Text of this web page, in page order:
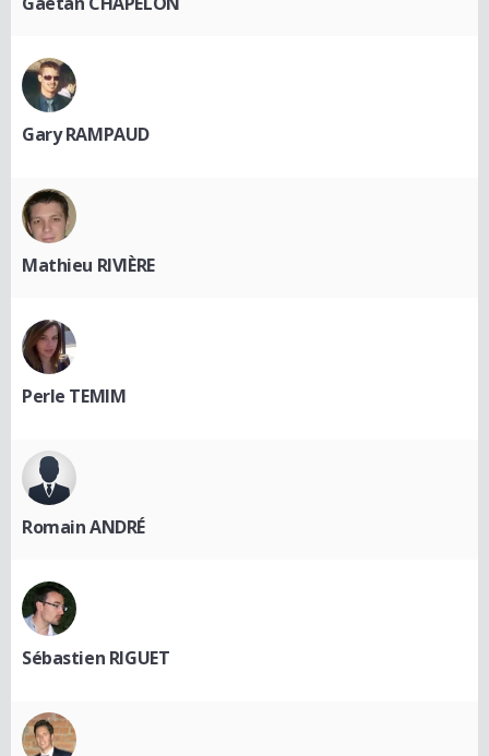
Gary RAMPAUD
Mathieu RIVIÈRE
Perle TEMIM
Romain ANDRÉ
Sébastien RIGUET